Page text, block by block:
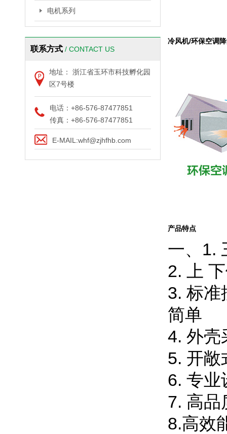
电机系列
联系方式 / CONTACT US
地址： 浙江省玉环市科技孵化园
区7号楼
电话：+86-576-87477851
传真：+86-576-87477851
E-MAIL:whf@zjhfhb.com
冷风机/环保空调
产品特点
一、1.
2. 上
3. 标准
简单
4. 外壳
5. 开敞
6. 专业
7. 高品
8.高效